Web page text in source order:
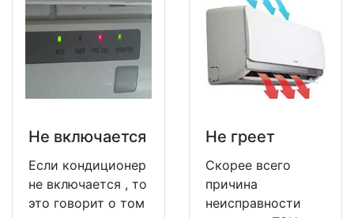
Не включается
Если кондиционер
не включается , то
это говорит о том
Не греет
Скорее всего
причина
неисправности